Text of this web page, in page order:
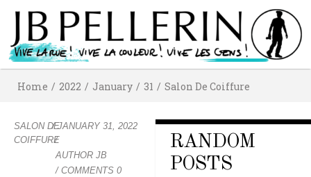
Home / 2022 / January / 31 / Salon De Coiffure
SALON DE
COIFFURE
/JANUARY 31, 2022
/
AUTHOR JB
/ COMMENTS 0
RANDOM
POSTS